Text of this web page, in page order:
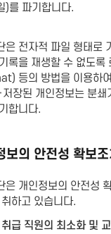
)를 파기합니다.
은 전자적 파일 형태로
록을 재생할 수 없도
등의 방법을 이용하
저장된 개인정보는 분
합니다.
보의 안전성 확보
은 개인정보의 안전성
하고 있습니다.
급 직원의 최소화 및